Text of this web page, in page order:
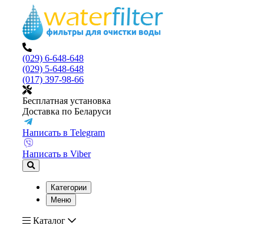
(029) 6-648-648
(029) 5-648-648
(017) 397-98-66
Бесплатная установка
Доставка по Беларуси
Написать в Telegram
Написать в Viber
Категории
Меню
Каталог